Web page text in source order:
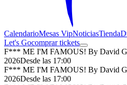
CalendarioMesas VipNoticiasTienda
Let's Gocomprar tickets
F*** ME I'M FAMOUS! By David
2026Desde las 17:00
F*** ME I'M FAMOUS! By David
2026Desde las 17:00